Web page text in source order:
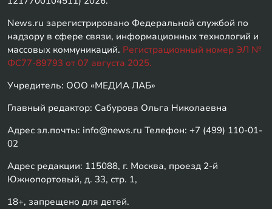
News.ru зарегистрировано Федеральной службой по
надзору в сфере связи, информационных технологий и
массовых коммуникаций. Регистрационный номер ЭЛ №
ФС77-89793 от 07 августа 2025.
Учредитель: ООО «МЕДИА ЛАБ»
Главный редактор: Сабурова Ольга Николаевна
Адрес эл.почты: info@news.ru Телефон: +7 (499) 110-01-
02
Адрес редакции: 115088, г. Москва, проезд 2-й
Южнопортовый, д. 33, стр. 1,
18+, запрещено для детей.